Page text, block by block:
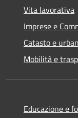
Vita lavorativa
Imprese e
Catasto e
Mobilità e
Educazione e